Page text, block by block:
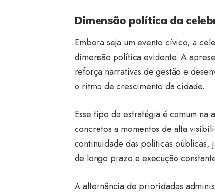
Dimensão política da
Embora seja um evento cívico, a
dimensão política evidente. A
reforça narrativas de gestão e
o ritmo de crescimento da cidade.
Esse tipo de estratégia é comum
concretos a momentos de alta
continuidade das políticas públicas,
de longo prazo e execução
A alternância de prioridades